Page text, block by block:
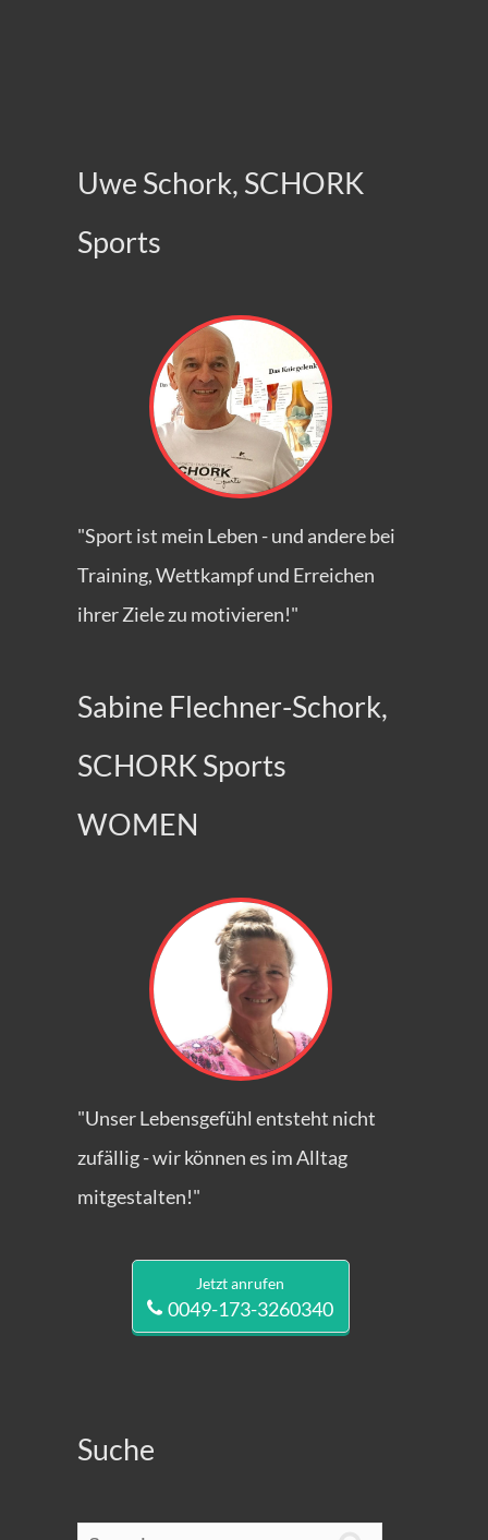
Uwe Schork, SCHORK
Sports
"Sport ist mein Leben - und andere bei
Training, Wettkampf und Erreichen
ihrer Ziele zu motivieren!"
Sabine Flechner-Schork,
SCHORK Sports
WOMEN
"Unser Lebensgefühl entsteht nicht
zufällig - wir können es im Alltag
mitgestalten!"
Jetzt anrufen
0049-173-3260340
Suche